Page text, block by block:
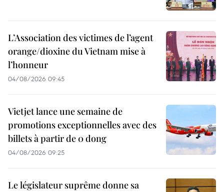
L’Association des victimes de l’agent
orange/dioxine du Vietnam mise à
l’honneur
04/08/2026 09:45
Vietjet lance une semaine de
promotions exceptionnelles avec des
billets à partir de 0 dong
04/08/2026 09:25
Le législateur suprême donne sa